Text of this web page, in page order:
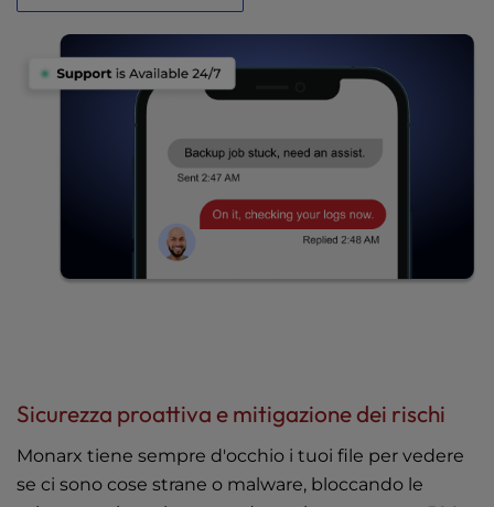
Sicurezza proattiva e mitigazione dei rischi
Monarx tiene sempre d'occhio i tuoi file per vedere
se ci sono cose strane o malware, bloccando le